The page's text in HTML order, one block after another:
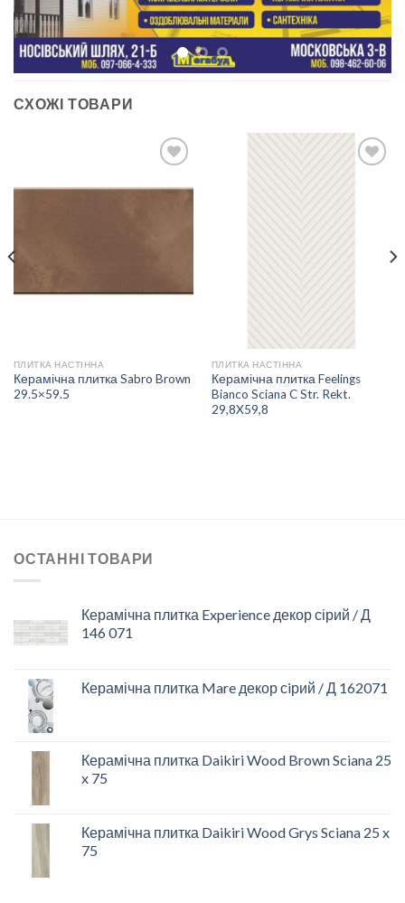
СХОЖІ ТОВАРИ
ПЛИТКА НАСТІННА
Керамічна плитка Sabro Brown
29.5×59.5
СПИСКУ
БАЖАНЬ
ПЛИТКА НАСТІННА
Керамічна плитка Feelings
Bianco Sciana C Str. Rekt.
29,8X59,8
ОСТАННІ ТОВАРИ
Керамічна плитка Experience декор сірий / Д
146 071
Керамічна плитка Mare декор сiрий / Д 162071
Керамічна плитка Daikiri Wood Brown Sciana 25
x 75
Керамічна плитка Daikiri Wood Grys Sciana 25 x
75